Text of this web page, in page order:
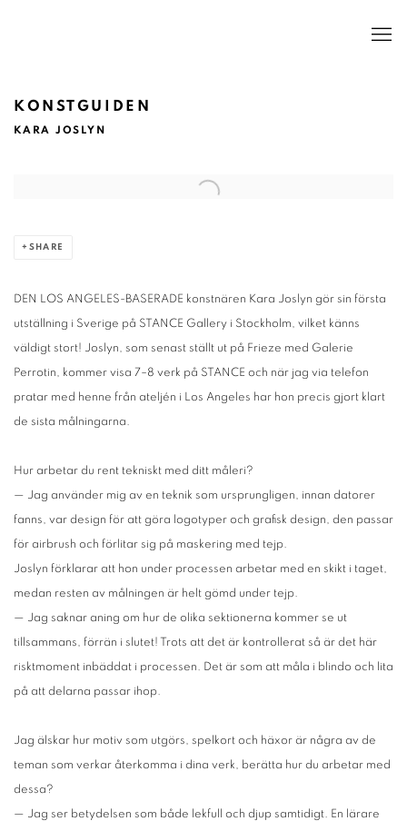
KONSTGUIDEN
KARA JOSLYN
Open a larger version of the following image in a popup:
SHARE
DEN LOS ANGELES-BASERADE konstnären Kara Joslyn gör sin första
utställning i Sverige på STANCE Gallery i Stockholm, vilket känns
väldigt stort! Joslyn, som senast ställt ut på Frieze med Galerie
Perrotin, kommer visa 7–8 verk på STANCE och när jag via telefon
pratar med henne från ateljén i Los Angeles har hon precis gjort klart
de sista målningarna.
Hur arbetar du rent tekniskt med ditt måleri?
— Jag använder mig av en teknik som ursprungligen, innan datorer
fanns, var design för att göra logotyper och grafisk design, den passar
för airbrush och förlitar sig på maskering med tejp.
Joslyn förklarar att hon under processen arbetar med en skikt i taget,
medan resten av målningen är helt gömd under tejp.
— Jag saknar aning om hur de olika sektionerna kommer se ut
tillsammans, förrän i slutet! Trots att det är kontrollerat så är det här
risktmoment inbäddat i processen. Det är som att måla i blindo och lita
på att delarna passar ihop.
Jag älskar hur motiv som utgörs, spelkort och häxor är några av de
teman som verkar återkomma i dina verk, berätta hur du arbetar med
dessa?
— Jag ser betydelsen som både lekfull och djup samtidigt. En lärare